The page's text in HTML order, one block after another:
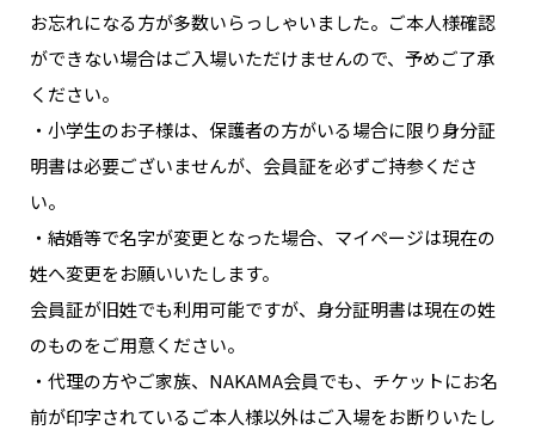
お忘れになる方が多数いらっしゃいました。ご本人様確認
ができない場合はご入場いただけませんので、予めご了承
ください。
・小学生のお子様は、保護者の方がいる場合に限り身分証
明書は必要ございませんが、会員証を必ずご持参くださ
い。
・結婚等で名字が変更となった場合、マイページは現在の
姓へ変更をお願いいたします。
会員証が旧姓でも利用可能ですが、身分証明書は現在の姓
のものをご用意ください。
・代理の方やご家族、NAKAMA会員でも、チケットにお名
前が印字されているご本人様以外はご入場をお断りいたし